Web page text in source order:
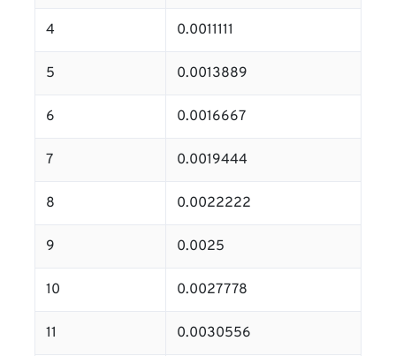
4 0.0011111
5 0.0013889
6 0.0016667
7 0.0019444
8 0.0022222
9 0.0025
10 0.0027778
11 0.0030556